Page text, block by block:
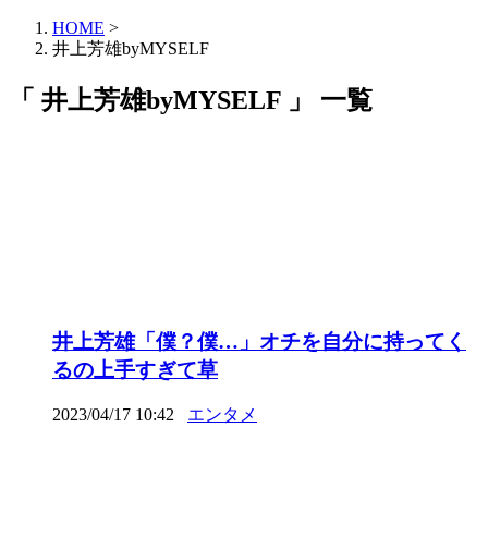
HOME >
井上芳雄byMYSELF
「 井上芳雄byMYSELF 」 一覧
井上芳雄「僕？僕…」オチを自分に持ってく
るの上手すぎて草
2023/04/17 10:42 エンタメ